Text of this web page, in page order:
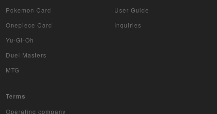
Pokemon Card
Onepiece Card
Yu-Gi-Oh
Duel Masters
MTG
User Guide
Inquiries
Terms
Operating company